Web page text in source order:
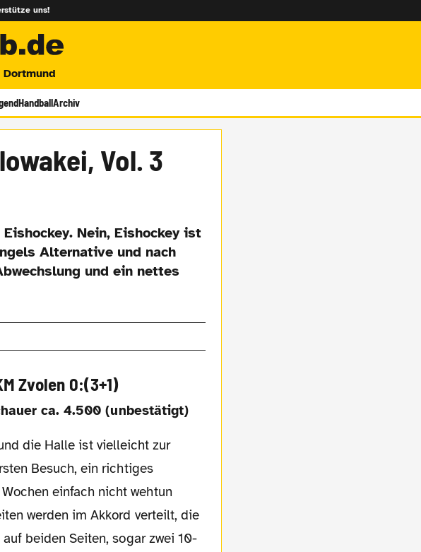
uns!
HandballArchiv
Vol. 3
Nein, Eishockey ist
Alternative und nach
und ein nettes
Zvolen 0:(3+1)
ca. 4.500 (unbestätigt)
Besuch, ein richtiges
einfach nicht wehtun
werden im Akkord verteilt, die
beiden Seiten, sogar zwei 10-